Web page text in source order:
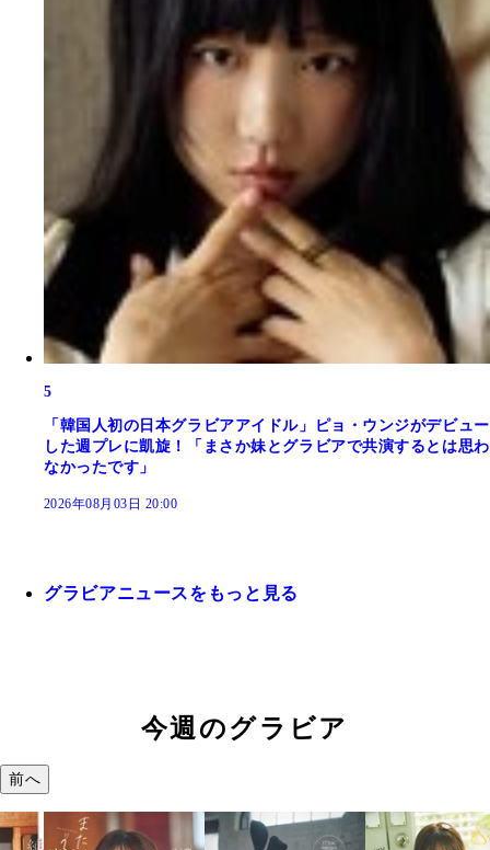
5
「韓国人初の日本グラビアアイドル」ピョ・ウンジがデビュー
した週プレに凱旋！「まさか妹とグラビアで共演するとは思わ
なかったです」
2026年08月03日 20:00
グラビアニュースをもっと見る
今週のグラビア
前へ